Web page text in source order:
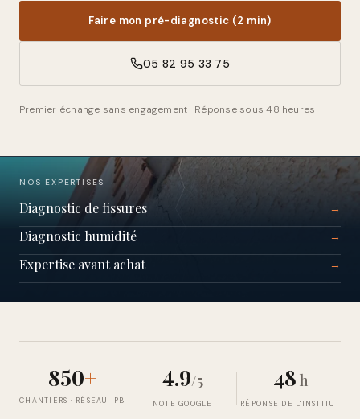
Faire mon pré-diagnostic (2 min)
05 82 95 33 75
Premier échange sans engagement · Réponse sous 48 heures
NOS EXPERTISES
Diagnostic de fissures →
Diagnostic humidité →
Expertise avant achat →
850+
CHANTIERS · RÉSEAU IPB
4.9/5
NOTE GOOGLE
48 h
RÉPONSE DE L'INSTITUT